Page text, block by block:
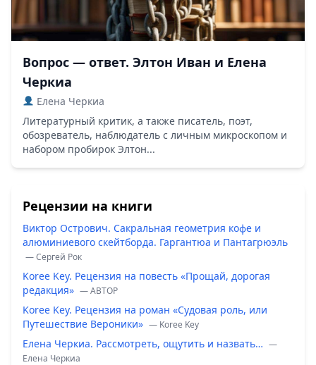
Вопрос — ответ. Элтон Иван и Елена
Черкиа
Елена Черкиа
Литературный критик, а также писатель, поэт,
обозреватель, наблюдатель с личным микроскопом и
набором пробирок Элтон...
Рецензии на книги
Виктор Острович. Сакральная геометрия кофе и
алюминиевого скейтборда. Гаргантюа и Пантагрюэль
— Сергей Рок
Koree Key. Рецензия на повесть «Прощай, дорогая
редакция» — ABTOP
Koree Key. Рецензия на роман «Судовая роль, или
Путешествие Вероники» — Koree Key
Елена Черкиа. Рассмотреть, ощутить и назвать… —
Елена Черкиа